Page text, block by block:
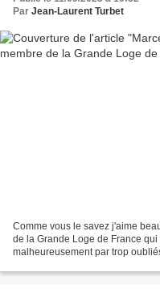
Par Jean-Laurent Turbet
Comme vous le savez j'aime
de la Grande Loge de France
malheureusement par trop